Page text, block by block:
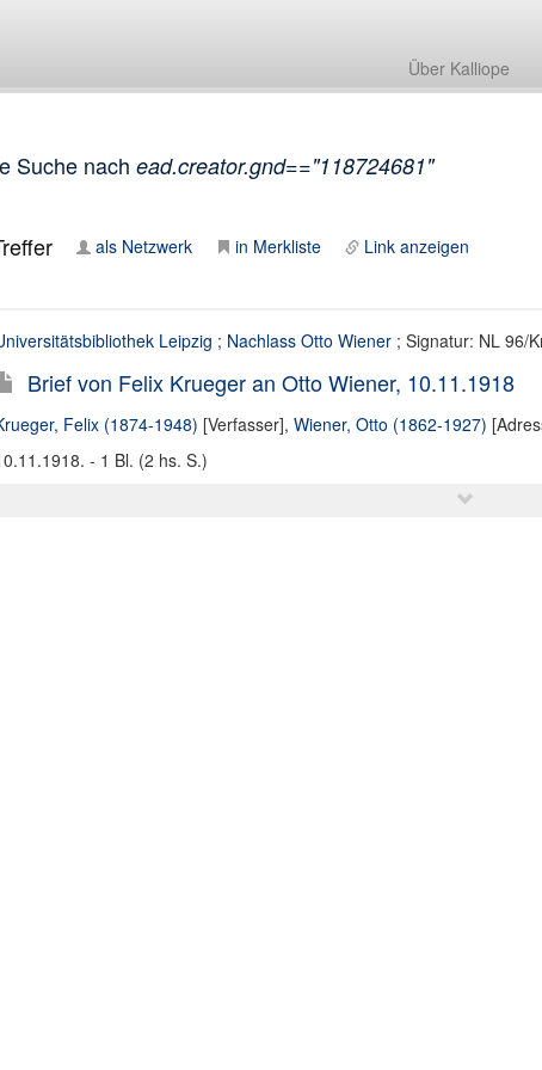
Über Kalliope
Suche nach ead.creator.gnd=="118724681"
als Netzwerk in Merkliste Link anzeigen
Leipzig ; Nachlass Otto Wiener; Signatur: NL 96/
Brief von Felix Krueger an Otto Wiener, 10.11.1918
Felix (1874-1948) [Verfasser], Wiener, Otto (1862-1927)
- 1 Bl. (2 hs. S.)